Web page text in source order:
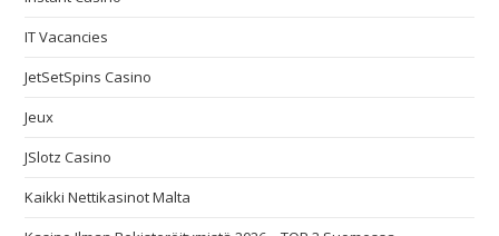
IT Vacancies
JetSetSpins Casino
Jeux
JSlotz Casino
Kaikki Nettikasinot Malta